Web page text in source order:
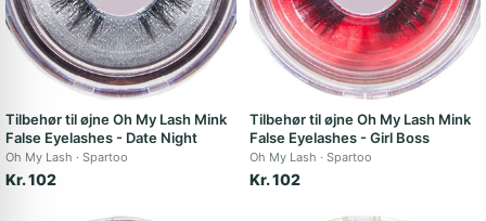
Tilbehør til øjne Oh My Lash Mink
False Eyelashes - Date Night
Oh My Lash Spartoo
Kr. 102
Tilbehør til øjne Oh My Lash Mink
False Eyelashes - Girl Boss
Oh My Lash Spartoo
Kr. 102